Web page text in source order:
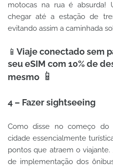
motocas na rua é absurda!
chegar até a estação de
evitando assim a caminhada
📱 Viaje conectado sem
seu eSIM com 10% de
mesmo 📱
4 – Fazer sightseeing
Como disse no começo
cidade essencialmente
pontos que atraem o
de implementação dos